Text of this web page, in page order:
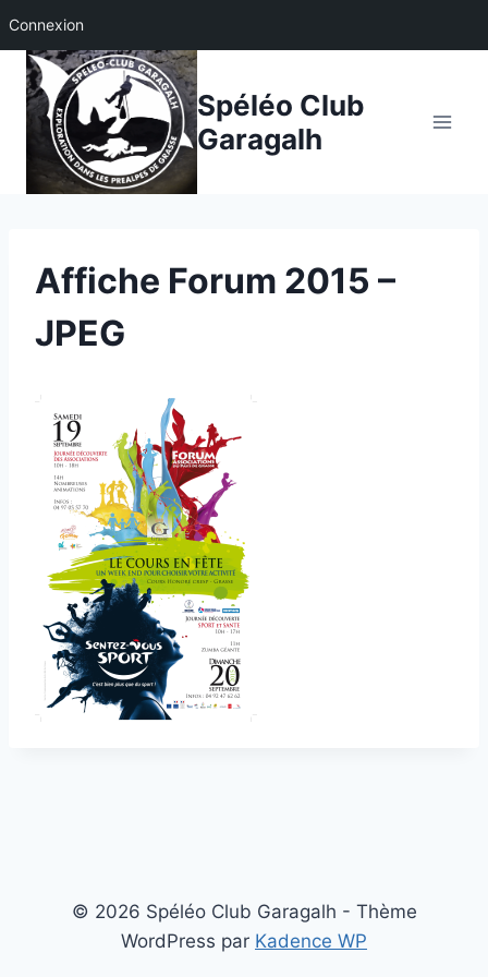
Connexion
Aller
contenu
Spéléo Club
Garagalh
Affiche Forum 2015 –
JPEG
© 2026 Spéléo Club Garagalh - Thème
WordPress par Kadence WP